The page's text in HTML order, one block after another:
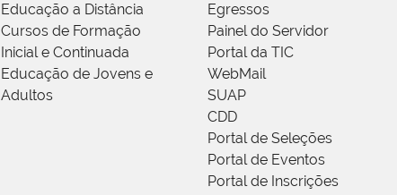
Educação a Distância
Cursos de Formação
Inicial e Continuada
Educação de Jovens e
Adultos
Egressos
Painel do Servidor
Portal da TIC
WebMail
SUAP
CDD
Portal de Seleções
Portal de Eventos
Portal de Inscrições